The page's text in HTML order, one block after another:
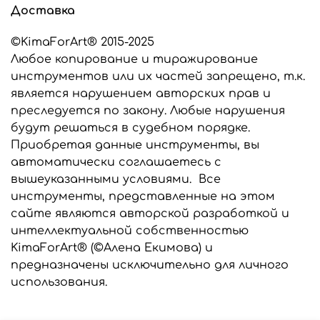
Доставка
©KimaForArt® 2015-2025
Любое копирование и тиражирование
инструментов или их частей запрещено, т.к.
является нарушением авторских прав и
преследуется по закону. Любые нарушения
будут решаться в судебном порядке.
Приобретая данные инструменты, вы
автоматически соглашаетесь с
вышеуказанными условиями. Все
инструменты, представленные на этом
сайте являются авторской разработкой и
интеллектуальной собственностью
KimaForArt® (©Алена Екимова) и
предназначены исключительно для личного
использования.